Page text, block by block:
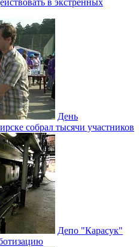
День
собрал тысячи участников
Депо "Карасук"